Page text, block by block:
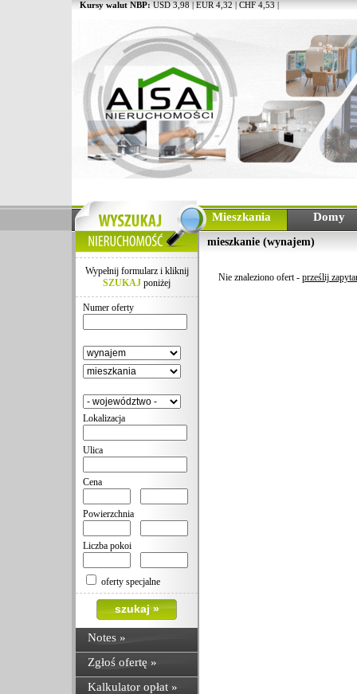
Kursy walut NBP:USD 3,98 | EUR 4,32 | CHF 4,53 |
Mieszkania Domy
Wypełnij formularz i kliknij
SZUKAJ poniżej
Numer oferty
Lokalizacja
Ulica
Cena
Powierzchnia
Liczba pokoi
oferty specjalne
Notes »
Zgłoś ofertę »
Kalkulator opłat »
mieszkanie (wynajem)
Nie znaleziono ofert - prześlij